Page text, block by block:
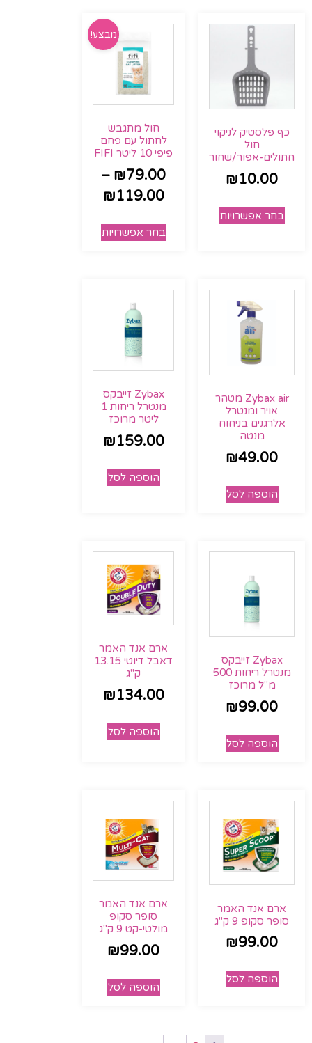
כף פלסטיק לניקוי
חול
חתולים-אפור/שחור
₪10.00
בחר אפשרויות
מבצע!
חול מתגבש
לחתול עם פחם
פיפי 10 ליטר FIFI
₪79.00
–
₪119.00
בחר אפשרויות
Zybax air מטהר
אויר ומנטרל
אלרגנים בניחוח
מנטה
₪49.00
הוספה לסל
Zybax זייבקס
מנטרל ריחות 1
ליטר מרוכז
₪159.00
הוספה לסל
Zybax זייבקס
מנטרל ריחות 500
מ"ל מרוכז
₪99.00
הוספה לסל
ארם אנד האמר
דאבל דיוטי 13.15
ק"ג
₪134.00
הוספה לסל
ארם אנד האמר
סופר סקופ 9 ק"ג
₪99.00
הוספה לסל
ארם אנד האמר
סופר סקופ
מולטי-קט 9 ק"ג
₪99.00
הוספה לסל